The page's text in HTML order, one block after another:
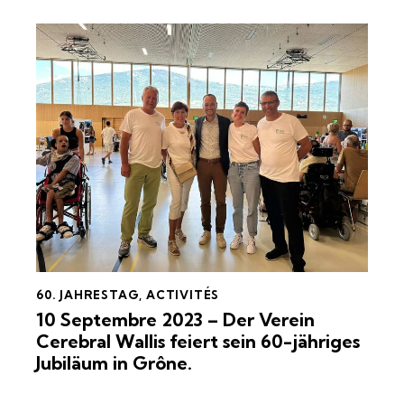
60. JAHRESTAG ,ACTIVITÉS
10 Septembre 2023 – Der Verein
Cerebral Wallis feiert sein 60-jähriges
Jubiläum in Grône.